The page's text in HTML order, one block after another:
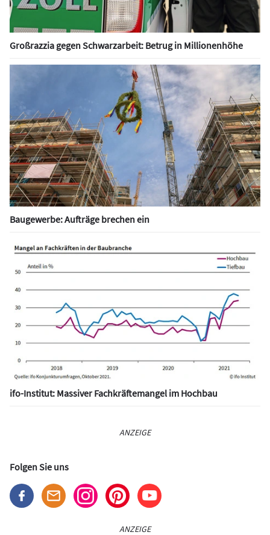
Großrazzia gegen Schwarzarbeit: Betrug in Millionenhöhe
Baugewerbe: Aufträge brechen ein
ifo-Institut: Massiver Fachkräftemangel im Hochbau
ANZEIGE
Folgen Sie uns
ANZEIGE